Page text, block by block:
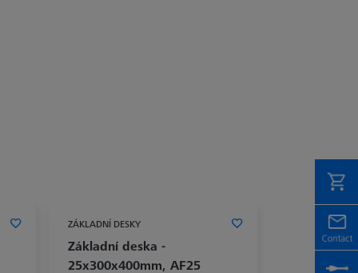
ZÁKLADNÍ DESKY
Základní deska -
25x300x400mm, AF25